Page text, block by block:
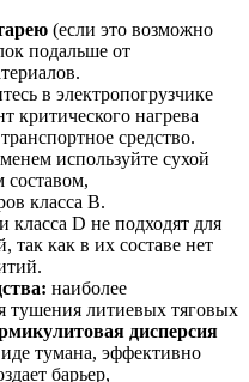
(если это возможно
подальше от
в электропогрузчике
критического нагрева
средство.
используйте сухой
составом,
класса В.
класса D не подходят для
так как в их составе нет
наиболее
тушения литиевых тяговых
дисперсия
тумана, эффективно
барьер,